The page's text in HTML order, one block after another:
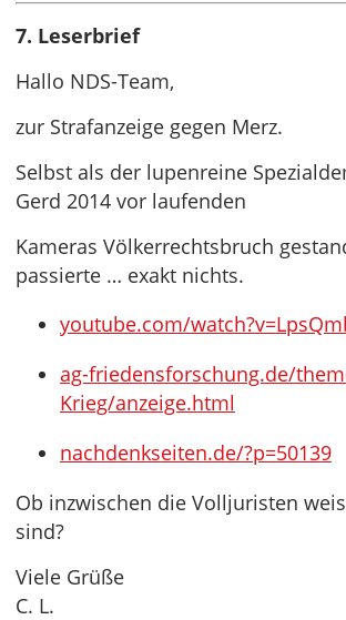
7. Leserbrief
Hallo NDS-Team,
zur Strafanzeige gegen Merz.
Selbst als der lupenreine
Gerd 2014 vor laufenden
Kameras Völkerrechtsbruch
passierte … exakt nichts.
youtube.com/
ag-friedensforschung.de/
Krieg/anzeige.html
nachdenkseiten.de/?p=50139
Ob inzwischen die Volljuristen
sind?
Viele Grüße
C. L.